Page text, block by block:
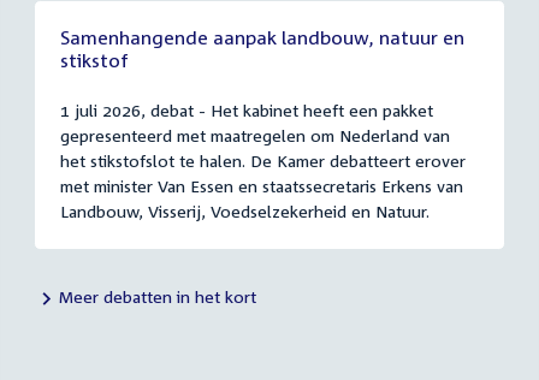
Samenhangende aanpak landbouw, natuur en
stikstof
1 juli 2026, debat - Het kabinet heeft een pakket
gepresenteerd met maatregelen om Nederland van
het stikstofslot te halen. De Kamer debatteert erover
met minister Van Essen en staatssecretaris Erkens van
Landbouw, Visserij, Voedselzekerheid en Natuur.
Meer debatten in het kort